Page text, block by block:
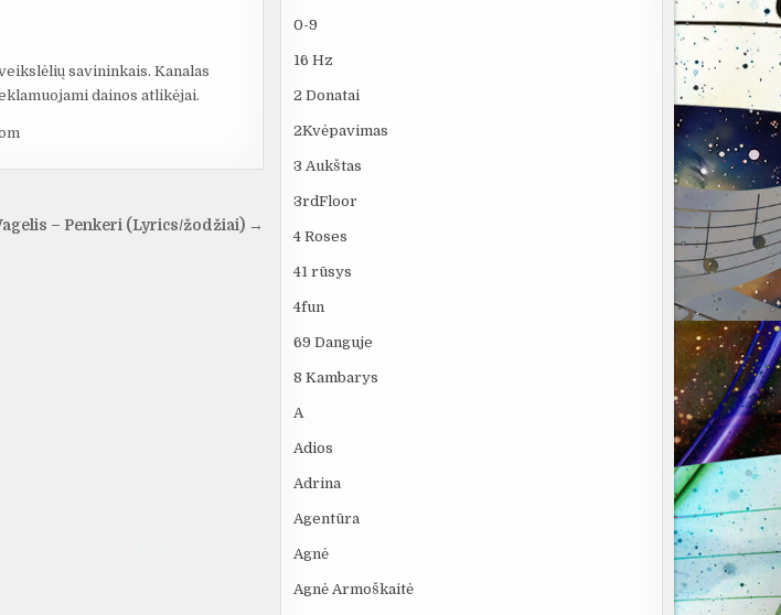
savininkais. Kanalas
dainos atlikėjai.
– Penkeri (Lyrics/žodžiai) →
0-9
16 Hz
2 Donatai
2Kvėpavimas
3 Aukštas
3rdFloor
4 Roses
41 rūsys
4fun
69 Danguje
8 Kambarys
A
Adios
Adrina
Agentūra
Agnė
Agnė Armoškaitė